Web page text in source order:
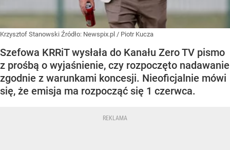
Krzysztof Stanowski Źródło: Newspix.pl / Piotr Kucza
Szefowa KRRiT wysłała do Kanału Zero TV pismo
z prośbą o wyjaśnienie, czy rozpoczęto nadawanie
zgodnie z warunkami koncesji. Nieoficjalnie mówi
się, że emisja ma rozpocząć się 1 czerwca.